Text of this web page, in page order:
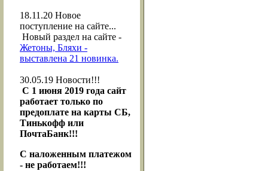
18.11.20 Новое
поступление на сайте...
Новый раздел на сайте -
Жетоны, Бляхи -
выставлена 21 новинка.
30.05.19 Новости!!!
С 1 июня 2019 года сайт
работает только по
предоплате на карты СБ,
Тинькофф или
ПочтаБанк!!!
С наложенным платежом
- не работаем!!!